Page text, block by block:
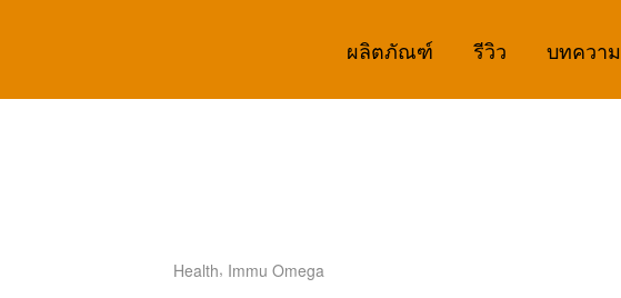
ผลิตภัณฑ์ รีวิว บทความ
Health, Immu Omega